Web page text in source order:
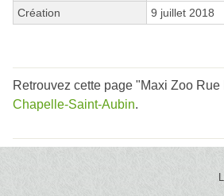
Création
9 juillet 2018
Retrouvez cette page "Maxi Zoo
Chapelle-Saint-Aubin.